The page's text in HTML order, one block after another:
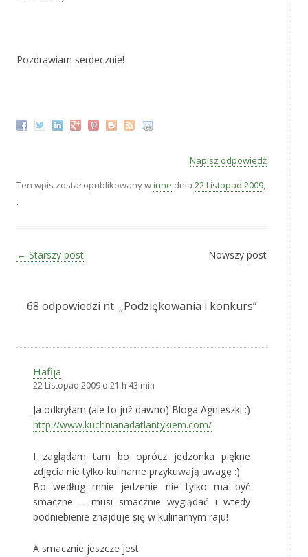
Pozdrawiam serdecznie!
Napisz odpowiedź
Ten wpis został opublikowany winne dnia 22 Listopad 2009,
.
Zobacz wpisy
← Starszy post Nowszy post
68 odpowiedzi nt. „Podziękowania i konkurs”
Hafija
22 Listopad 2009 o 21 h 43 min
Ja odkryłam (ale to już dawno) Bloga Agnieszki :)
http://www.kuchnianadatlantykiem.com/
I zaglądam tam bo oprócz jedzonka piękne
zdjęcia nie tylko kulinarne przykuwają uwagę :)
Bo według mnie jedzenie nie tylko ma być
smaczne – musi smacznie wyglądać i wtedy
podniebienie znajduje się w kulinarnym raju!
A smacznie jeszcze jest: